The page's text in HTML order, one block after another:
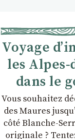
Voyage
les
dans le
Vous souhaitez
des Maures
côté Blanche-
originale ?